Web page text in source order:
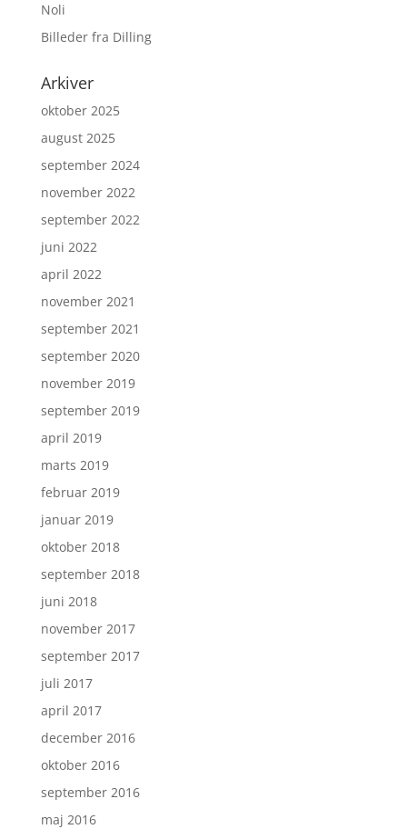
Noli
Billeder fra Dilling
Arkiver
oktober 2025
august 2025
september 2024
november 2022
september 2022
juni 2022
april 2022
november 2021
september 2021
september 2020
november 2019
september 2019
april 2019
marts 2019
februar 2019
januar 2019
oktober 2018
september 2018
juni 2018
november 2017
september 2017
juli 2017
april 2017
december 2016
oktober 2016
september 2016
maj 2016